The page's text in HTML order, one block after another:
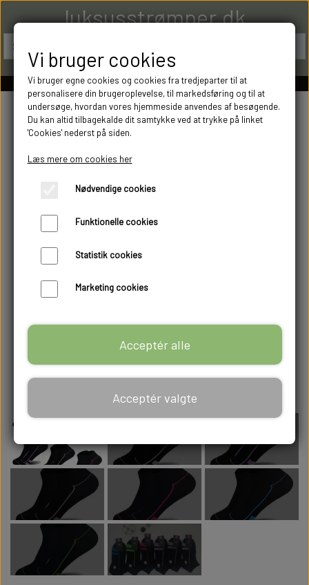
luksusstrømper.dk
Vi bruger cookies
Vi bruger egne cookies og cookies fra tredjeparter til at
personalisere din brugeroplevelse, til markedsføring og til at
undersøge, hvordan vores hjemmeside anvendes af besøgende.
Du kan altid tilbagekalde dit samtykke ved at trykke på linket
'Cookies' nederst på siden.
Læs mere om cookies her
Nødvendige cookies
Funktionelle cookies
Statistik cookies
Marketing cookies
Acceptér alle
Acceptér valgte